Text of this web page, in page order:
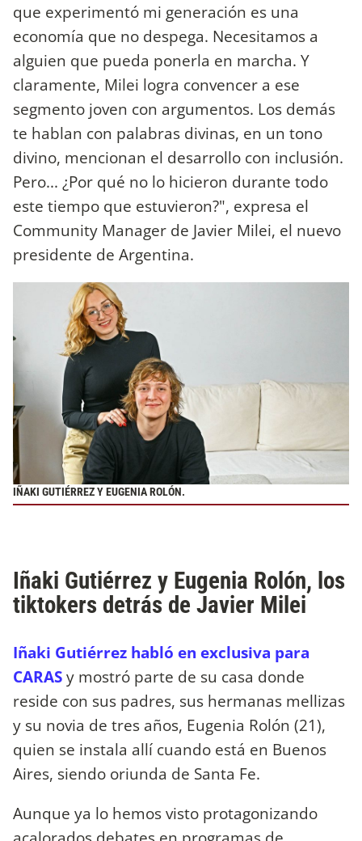
que experimentó mi generación es una
economía que no despega. Necesitamos a
alguien que pueda ponerla en marcha. Y
claramente, Milei logra convencer a ese
segmento joven con argumentos. Los demás
te hablan con palabras divinas, en un tono
divino, mencionan el desarrollo con inclusión.
Pero... ¿Por qué no lo hicieron durante todo
este tiempo que estuvieron?", expresa el
Community Manager de Javier Milei, el nuevo
presidente de Argentina.
IÑAKI GUTIÉRREZ Y EUGENIA ROLÓN.
Iñaki Gutiérrez y Eugenia Rolón, los
tiktokers detrás de Javier Milei
Iñaki Gutiérrez habló en exclusiva para
CARASy mostró parte de su casa donde
reside con sus padres, sus hermanas mellizas
y su novia de tres años, Eugenia Rolón (21),
quien se instala allí cuando está en Buenos
Aires, siendo oriunda de Santa Fe.
Aunque ya lo hemos visto protagonizando